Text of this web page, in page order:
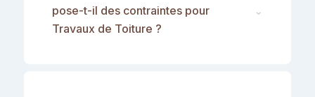
pose-t-il des contraintes pour
Travaux de Toiture ?
⌄